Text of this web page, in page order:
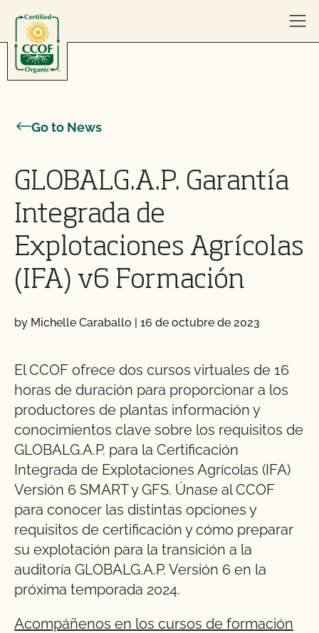
Go to News
GLOBALG.A.P. Garantía
Integrada de
Explotaciones Agrícolas
(IFA) v6 Formación
by Michelle Caraballo | 16 de octubre de 2023
El CCOF ofrece dos cursos virtuales de 16
horas de duración para proporcionar a los
productores de plantas información y
conocimientos clave sobre los requisitos de
GLOBALG.A.P. para la Certificación
Integrada de Explotaciones Agrícolas (IFA)
Versión 6 SMART y GFS. Únase al CCOF
para conocer las distintas opciones y
requisitos de certificación y cómo preparar
su explotación para la transición a la
auditoría GLOBALG.A.P. Versión 6 en la
próxima temporada 2024.
Acompáñenos en los cursos de formación